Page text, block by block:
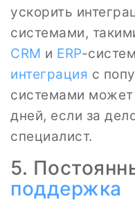
ускорить
системами,
CRM и ERP-
интеграция с
системами может
дней, если за
специалист.
5.
поддержка